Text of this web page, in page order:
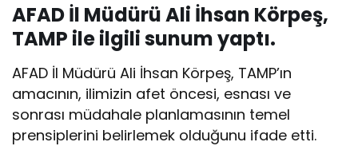
AFAD İl Müdürü Ali İhsan Körpeş,
TAMP ile ilgili sunum yaptı.
AFAD İl Müdürü Ali İhsan Körpeş, TAMP’ın
amacının, ilimizin afet öncesi, esnası ve
sonrası müdahale planlamasının temel
prensiplerini belirlemek olduğunu ifade etti.